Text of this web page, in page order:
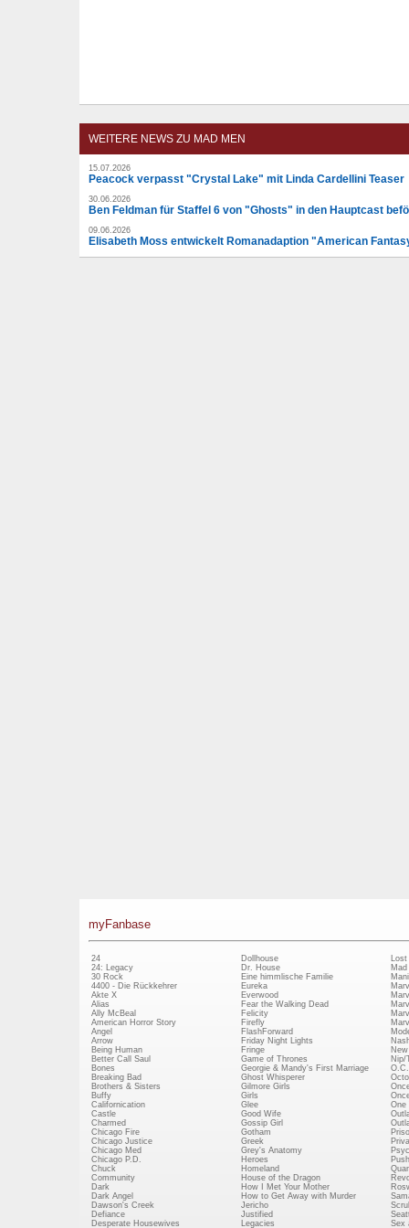
WEITERE NEWS ZU MAD MEN
15.07.2026
Peacock verpasst "Crystal Lake" mit Linda Cardellini Teaser
30.06.2026
Ben Feldman für Staffel 6 von "Ghosts" in den Hauptcast
09.06.2026
Elisabeth Moss entwickelt Romanadaption "American
myFanbase
24
24: Legacy
30 Rock
4400 - Die Rückkehrer
Akte X
Alias
Ally McBeal
American Horror Story
Angel
Arrow
Being Human
Better Call Saul
Bones
Breaking Bad
Brothers & Sisters
Buffy
Californication
Castle
Charmed
Chicago Fire
Chicago Justice
Chicago Med
Chicago P.D.
Chuck
Community
Dark
Dark Angel
Dawson's Creek
Defiance
Desperate Housewives
Dollhouse
Dr. House
Eine himmlische Familie
Eureka
Everwood
Fear the Walking Dead
Felicity
Firefly
FlashForward
Friday Night Lights
Fringe
Game of Thrones
Georgie & Mandy's First Marriage
Ghost Whisperer
Gilmore Girls
Girls
Glee
Good Wife
Gossip Girl
Gotham
Greek
Grey's Anatomy
Heroes
Homeland
House of the Dragon
How I Met Your Mother
How to Get Away with Murder
Jericho
Justified
Legacies
Lost
New
Nip/
One
Sex